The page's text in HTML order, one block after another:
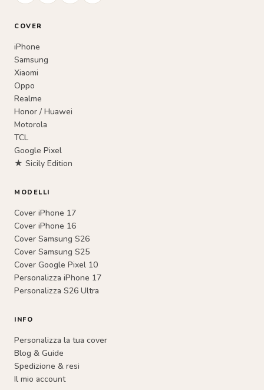
COVER
iPhone
Samsung
Xiaomi
Oppo
Realme
Honor / Huawei
Motorola
TCL
Google Pixel
★ Sicily Edition
MODELLI
Cover iPhone 17
Cover iPhone 16
Cover Samsung S26
Cover Samsung S25
Cover Google Pixel 10
Personalizza iPhone 17
Personalizza S26 Ultra
INFO
Personalizza la tua cover
Blog & Guide
Spedizione & resi
Il mio account